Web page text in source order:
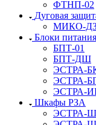
ФТНП-02
Дуговая
МИКО-
Блоĸи
БПТ-01
БПТ-ДШ
ЭСТРА-
ЭСТРА-
ЭСТРА-
Шкафы РЗА
ЭСТРА-